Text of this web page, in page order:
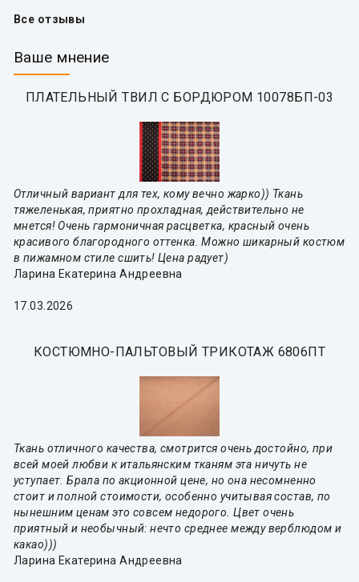
Все отзывы
Ваше мнение
ПЛАТЕЛЬНЫЙ ТВИЛ С БОРДЮРОМ 10078БП-03
Отличный вариант для тех, кому вечно жарко)) Ткань
тяжеленькая, приятно прохладная, действительно не
мнется! Очень гармоничная расцветка, красный очень
красивого благородного оттенка. Можно шикарный костюм
в пижамном стиле сшить! Цена радует)
Ларина Екатерина Андреевна
17.03.2026
КОСТЮМНО-ПАЛЬТОВЫЙ ТРИКОТАЖ 6806ПТ
Ткань отличного качества, смотрится очень достойно, при
всей моей любви к итальянским тканям эта ничуть не
уступает. Брала по акционной цене, но она несомненно
стоит и полной стоимости, особенно учитывая состав, по
нынешним ценам это совсем недорого. Цвет очень
приятный и необычный: нечто среднее между верблюдом и
какао)))
Ларина Екатерина Андреевна